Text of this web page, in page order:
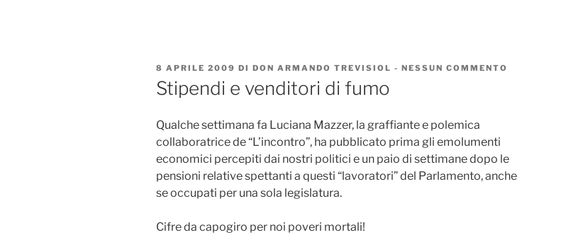
PUBBLICATO
IL
8 APRILE 2009 DI DON ARMANDO TREVISIOL - NESSUN COMMENTO
Stipendi e venditori di fumo
Qualche settimana fa Luciana Mazzer, la graffiante e polemica
collaboratrice de “L’incontro”, ha pubblicato prima gli emolumenti
economici percepiti dai nostri politici e un paio di settimane dopo le
pensioni relative spettanti a questi “lavoratori” del Parlamento, anche
se occupati per una sola legislatura.
Cifre da capogiro per noi poveri mortali!